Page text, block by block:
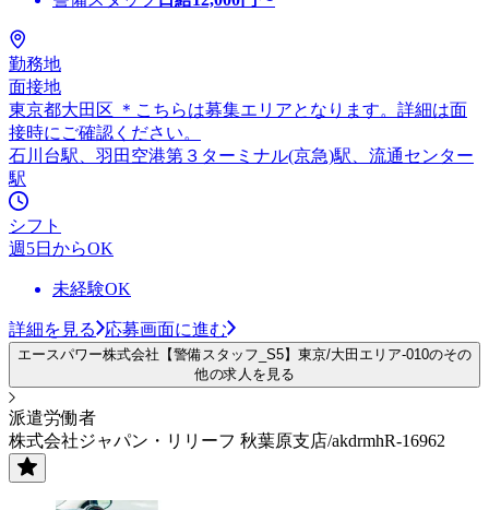
勤務地
面接地
東京都大田区 ＊こちらは募集エリアとなります。詳細は面
接時にご確認ください。
石川台駅、羽田空港第３ターミナル(京急)駅、流通センター
駅
シフト
週5日からOK
未経験OK
詳細を見る 応募画面に進む
エースパワー株式会社【警備スタッフ_S5】東京/大田エリア-010のその
他の求人を見る
派遣労働者
株式会社ジャパン・リリーフ 秋葉原支店/akdrmhR-16962